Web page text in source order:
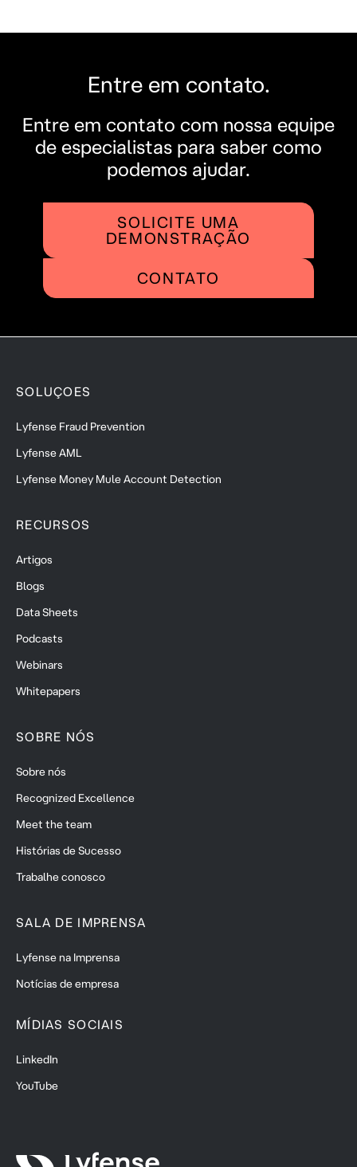
Entre em contato.
Entre em contato com nossa equipe
de especialistas para saber como
podemos ajudar.
SOLICITE UMA
DEMONSTRAÇÃO
CONTATO
SOLUÇOES
Lyfense Fraud Prevention
Lyfense AML
Lyfense Money Mule Account Detection
RECURSOS
Artigos
Blogs
Data Sheets
Podcasts
Webinars
Whitepapers
SOBRE NÓS
Sobre nós
Recognized Excellence
Meet the team
Histórias de Sucesso
Trabalhe conosco
SALA DE IMPRENSA
Lyfense na Imprensa
Notícias de empresa
MÍDIAS SOCIAIS
LinkedIn
YouTube